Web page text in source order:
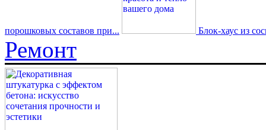
порошковых составов при... Блок-хаус из
Ремонт